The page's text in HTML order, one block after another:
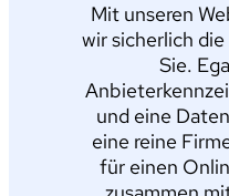
Mit unseren
wir sicherlich
Sie.
und eine
eine reine
für einen